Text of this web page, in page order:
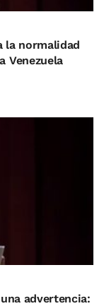
la normalidad
Venezuela
advertencia: